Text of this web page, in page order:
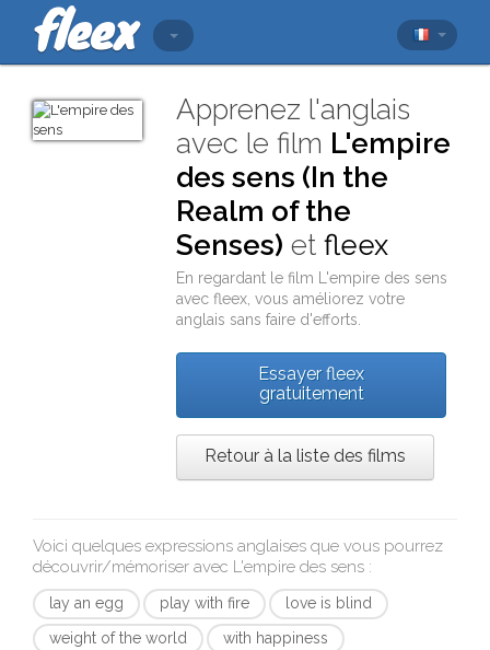
Apprenez l'anglais
avec le film L'empire
des sens (In the
Realm of the
Senses) etfleex
En regardant le film
L'empire des sens
avecfleex , vous améliorez votre
anglais sans faire d'efforts.
Essayer fleex
gratuitement
Retour à la liste des films
Voici quelques expressions anglaises que vous pourrez
découvrir/mémoriser avec L'empire des sens :
lay an egg play with fire
love is blind
weight of the world
with happiness